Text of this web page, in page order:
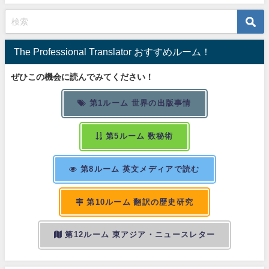
The Professional Translator おすすめルーム！
ぜひこの機会に読んでみてください！
第1ルーム 世界の出版事情
第5ルーム 数秘術
第8ルーム 英文メディアで読む
第10ルーム 翻訳の歴史研究
第12ルーム 東アジア・ニュースレター